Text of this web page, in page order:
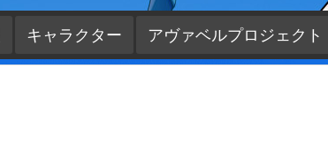
キャラクター アヴァベルプロジェクト